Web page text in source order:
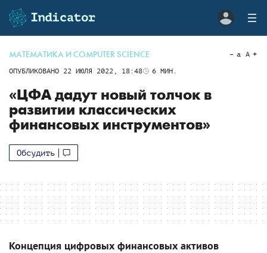
МАТЕМАТИКА И COMPUTER SCIENCE
ОПУБЛИКОВАНО 22 ИЮЛЯ 2022, 18:48 6 МИН.
a A
«ЦФА дадут новый толчок в
развитии классических
финансовых инструментов»
Обсудить
Концепция цифровых финансовых активов